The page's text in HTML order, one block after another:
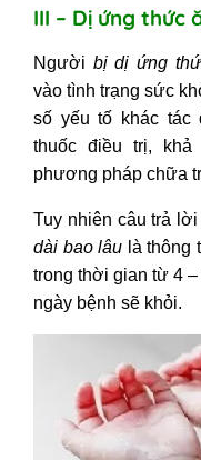
III – Dị ứng thức
Người bịdị ứng
vào tình trạng sức
số yếu tố khác tác
thuốc điều trị,
phương pháp chữa
Tuy nhiên câu trả
dài bao lâu là
trong thời gian từ 4
ngày bệnh sẽ khỏi.